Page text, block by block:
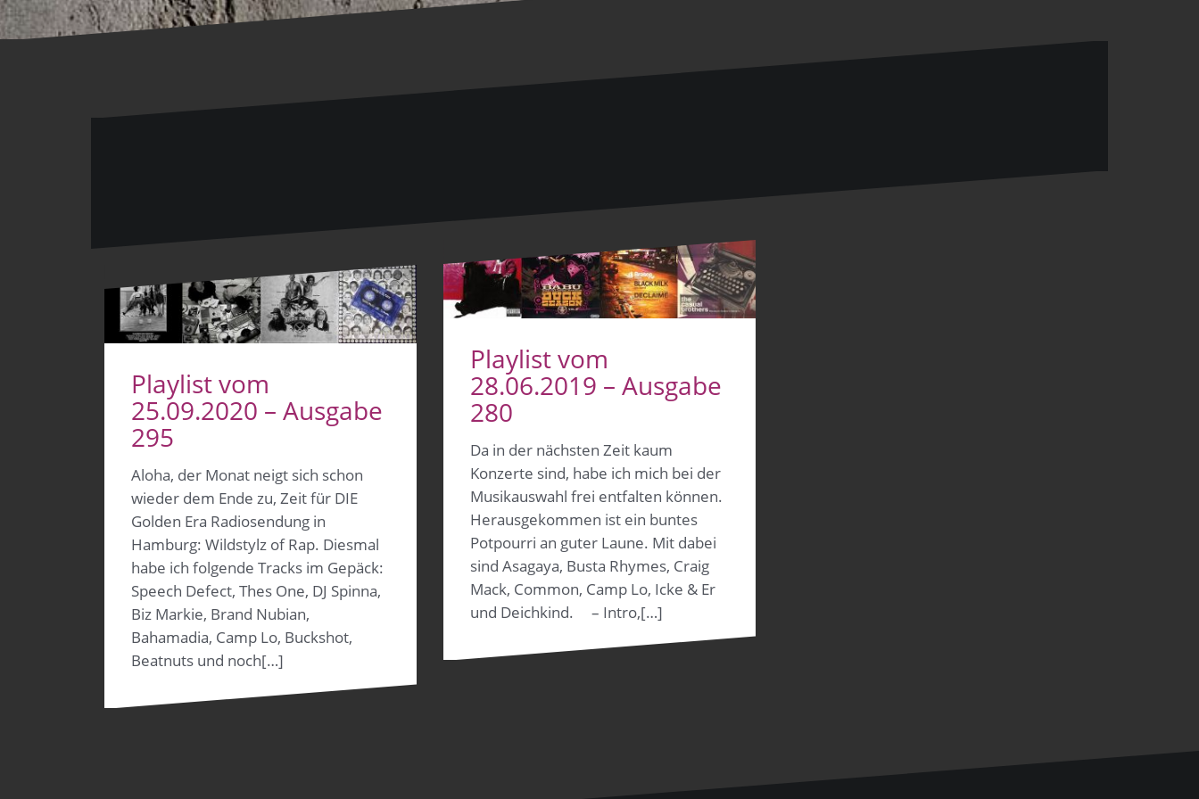
Playlist vom
25.09.2020 – Ausgabe
295
Aloha, der Monat neigt sich schon
wieder dem Ende zu, Zeit für DIE
Golden Era Radiosendung in
Hamburg: Wildstylz of Rap. Diesmal
habe ich folgende Tracks im Gepäck:
Speech Defect, Thes One, DJ Spinna,
Biz Markie, Brand Nubian,
Bahamadia, Camp Lo, Buckshot,
Beatnuts und noch[…]
Playlist vom
28.06.2019 – Ausgabe
280
Da in der nächsten Zeit kaum
Konzerte sind, habe ich mich bei der
Musikauswahl frei entfalten können.
Herausgekommen ist ein buntes
Potpourri an guter Laune. Mit dabei
sind Asagaya, Busta Rhymes, Craig
Mack, Common, Camp Lo, Icke & Er
und Deichkind. – Intro,[…]